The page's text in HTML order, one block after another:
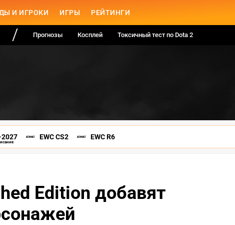
И ИГРОКИ ИГРЫ РЕЙТИНГИ
Прогнозы Косплей Токсичный тест по Dota 2
EWC CS2 EWC R6
Edition добавят